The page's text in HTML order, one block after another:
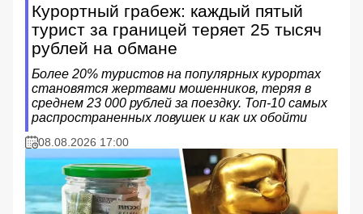
Курортный грабеж: каждый пятый
турист за границей теряет 25 тысяч
рублей на обмане
Более 20% туристов на популярных курортах
становятся жертвами мошенников, теряя в
среднем 23 000 рублей за поездку. Топ-10 самых
распространенных ловушек и как их обойти
08.08.2026 17:00